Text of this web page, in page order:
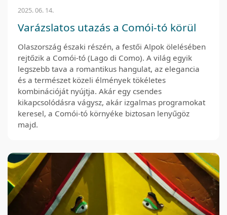
2025. 06. 14.
Varázslatos utazás a Comói-tó körül
Olaszország északi részén, a festői Alpok ölelésében
rejtőzik a Comói-tó (Lago di Como). A világ egyik
legszebb tava a romantikus hangulat, az elegancia
és a természet közeli élmények tökéletes
kombinációját nyújtja. Akár egy csendes
kikapcsolódásra vágysz, akár izgalmas programokat
keresel, a Comói-tó környéke biztosan lenyűgöz
majd.